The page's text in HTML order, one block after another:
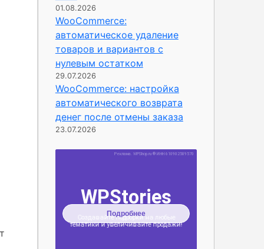
01.08.2026
WooCommerce:
автоматическое удаление
товаров и вариантов с
нулевым остатком
29.07.2026
WooCommerce: настройка
автоматического возврата
денег после отмены заказа
23.07.2026